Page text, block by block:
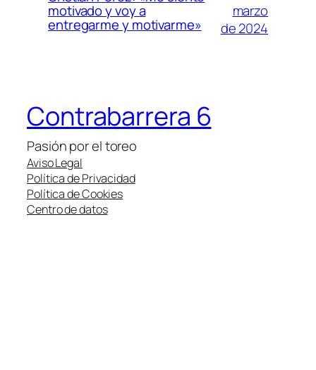
motivado y voy a
entregarme y motivarme»
marzo
de 2024
Contrabarrera 6
Pasión por el toreo
Aviso Legal
Política de Privacidad
Política de Cookies
Centro de datos